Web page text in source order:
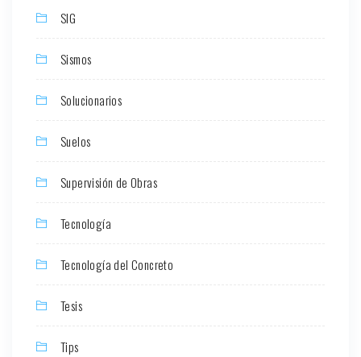
SIG
Sismos
Solucionarios
Suelos
Supervisión de Obras
Tecnología
Tecnología del Concreto
Tesis
Tips